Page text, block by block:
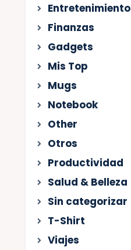
Entretenimiento
Finanzas
Gadgets
Mis Top
Mugs
Notebook
Other
Otros
Productividad
Salud & Belleza
Sin categorizar
T-Shirt
Viajes